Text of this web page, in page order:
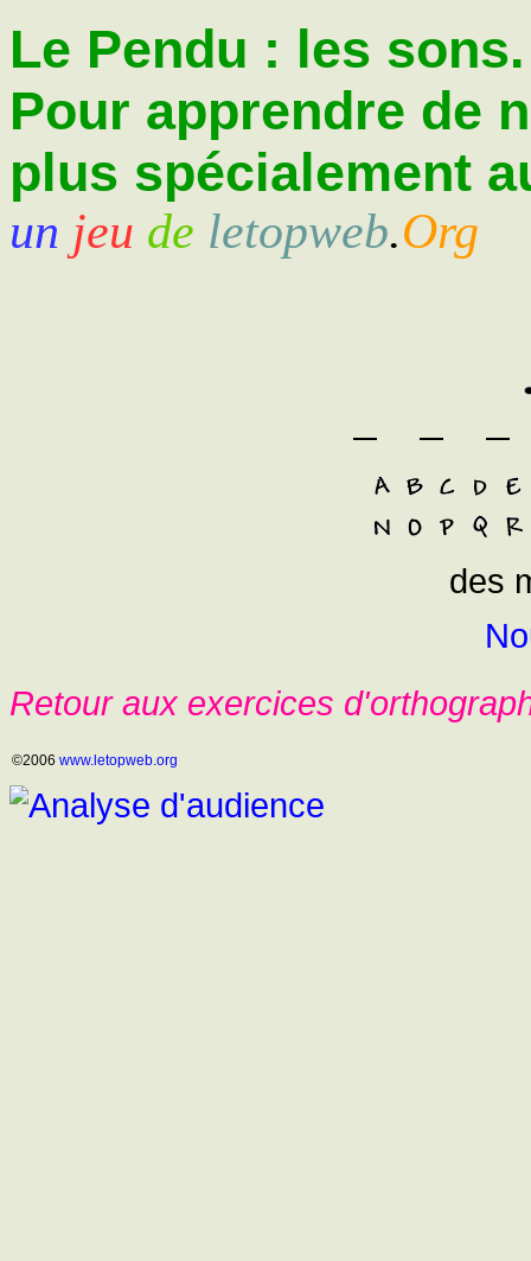
Le Pendu : les sons.
Pour apprendre de
plus spécialement
un jeu de letopweb.Org
des
Retour aux exercices
©2006 www.letopweb.org